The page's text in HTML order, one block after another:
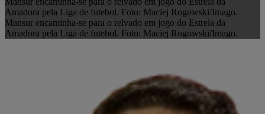
Amadora pela Liga de futebol. Foto: Maciej Rogowski/Imago.
Mansur encaminha-se para o relvado em jogo do Estrela da
Amadora pela Liga de futebol. Foto: Maciej Rogowski/Imago.